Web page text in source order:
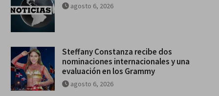
agosto 6, 2026
Steffany Constanza recibe dos
nominaciones internacionales y una
evaluación en los Grammy
agosto 6, 2026